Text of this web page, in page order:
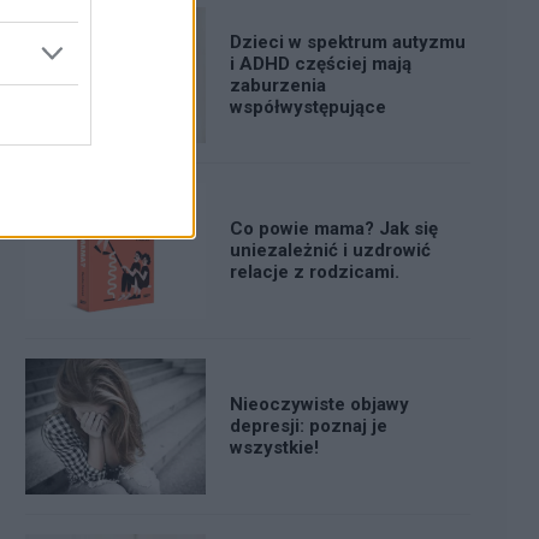
Dzieci w spektrum autyzmu
i ADHD częściej mają
zaburzenia
współwystępujące
Co powie mama? Jak się
uniezależnić i uzdrowić
relacje z rodzicami.
Nieoczywiste objawy
depresji: poznaj je
wszystkie!